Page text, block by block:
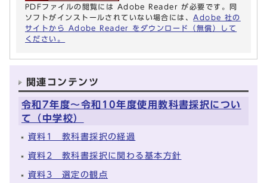
PDFファイルの閲覧には Adobe Reader が必要です。同
ソフトがインストールされていない場合には、 Adobe 社の
サイトから Adobe Reader をダウンロード（無償）して
ください。
関連コンテンツ
令和7年度～令和10年度使用教科書採択につい
て（中学校）
資料1 教科書採択の経過
資料2 教科書採択に関わる基本方針
資料3 選定の観点